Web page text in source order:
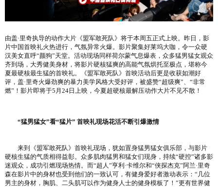
由盖·里奇执导的动作大片《盟军敢死队》将于本周五正式上映。昨日，影
片中国首映礼火热进行，气氛异常火爆。影片聚集好莱坞大咖，令一众硬
汉美女直呼“颜狗”天堂。活动现场同样荷尔蒙气息爆表，众多猛男猛女观众
齐到场，大秀健美身材，将影片硬核猛爽的高能气氛烘托至极点，堪称今
夏最硬核最生猛的首映礼。《盟军敢死队》首映活动后更是收获如潮好
评，盖·里奇火爆劲爽的暴力美学风格大受好评，被盛赞“超级爽”、“非常
燃”！影片即将于5月24日上映，今夏超硬核最解压动作大片不见不散！
“猛男猛女”看“猛片” 首映礼现场花活不断引爆激情
来到《盟军敢死队》首映礼现场，犹如置身猛男猛女俱乐部，与影片
硬核生猛的气质相得益彰。众多肌肉猛男和猛女们现身，持续“硬控”诸多影
迷观众，成功引燃现场热情。而“超人”亨利·卡维尔和“侠探杰克”阿兰·里奇
森在影片中的身材也受到他们的一致认可，有健身爱好者激动表示：“几位
男主的身材，胸肌、二头肌可以作为健身人士的健身模板了！”更有世界健